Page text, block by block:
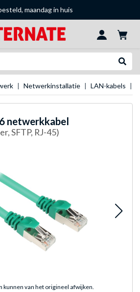
maandag in huis
Netwerkinstallatie LAN-kabels
netwerkkabel
SFTP, RJ-45)
kunnen van het origineel afwijken.